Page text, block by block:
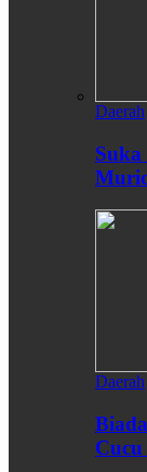
Daerah
Daerah